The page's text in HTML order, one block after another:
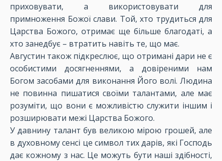
приховувати, а використовувати для
примноження Божої слави. Той, хто трудиться для
Царства Божого, отримає ще більше благодаті, а
хто занедбує – втратить навіть те, що має.
Августин також підкреслює, що отримані дари не є
особистими досягненнями, а довіреними нам
Богом засобами для виконання Його волі. Людина
не повинна пишатися своїми талантами, але має
розуміти, що вони є можливістю служити іншим і
розширювати межі Царства Божого.
У давнину талант був великою мірою грошей, але
в духовному сенсі це символ тих дарів, які Господь
дає кожному з нас. Це можуть бути наші здібності,